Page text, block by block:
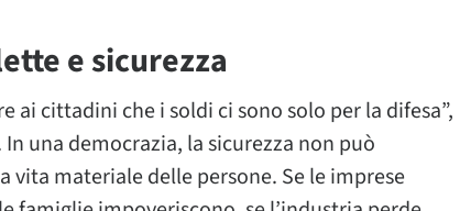
e sicurezza
ai cittadini che i soldi ci sono solo per la difesa”,
una democrazia, la sicurezza non può
vita materiale delle persone. Se le imprese